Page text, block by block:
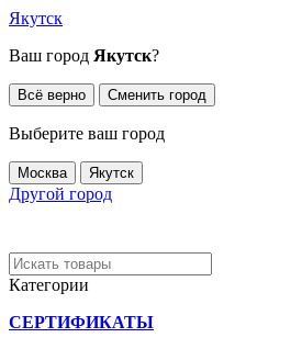
Якутск
Ваш город Якутск?
Всё верно Сменить город
Выберите ваш город
Москва Якутск
Другой город
Категории
СЕРТИФИКАТЫ